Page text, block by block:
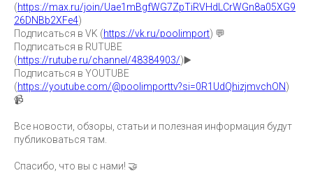
(https://max.ru/join/Uae1mBgfWG7ZpTiRVHdLCrWGn8a05XG9
26DNBb2XFe4)
Подписаться в VK (https://vk.ru/poolimport) 💬
Подписаться в RUTUBE
(https://rutube.ru/channel/48384903/)▶️
Подписаться в YOUTUBE
(https://youtube.com/@poolimporttv?si=0R1UdQhizjmvchON)
📹
Все новости, обзоры, статьи и полезная информация будут
публиковаться там.
Спасибо, что вы с нами! 🤝